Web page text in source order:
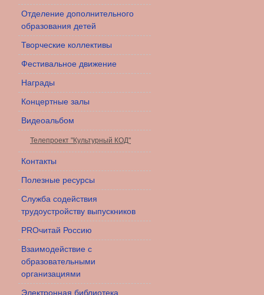
Отделение дополнительного
образования детей
Творческие коллективы
Фестивальное движение
Награды
Концертные залы
Видеоальбом
Телепроект "Культурный КОД"
Контакты
Полезные ресурсы
Служба содействия
трудоустройству выпускников
PROчитай Россию
Взаимодействие с
образовательными
организациями
Электронная библиотека